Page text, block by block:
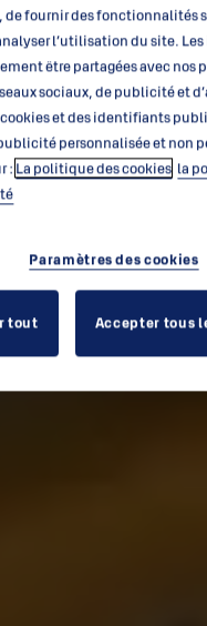
fournir des fonctionnalités
l’utilisation du site.
être partagées avec nos
sociaux, de publicité et
et des identifiants
personnalisée et non
: La politique des cookies la
Paramètres des cookies
tout Accepter tous